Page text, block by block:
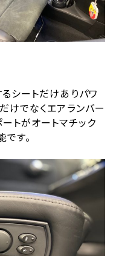
シートだけありパワ
けでなくエアランバー
トがオートマチック
す。